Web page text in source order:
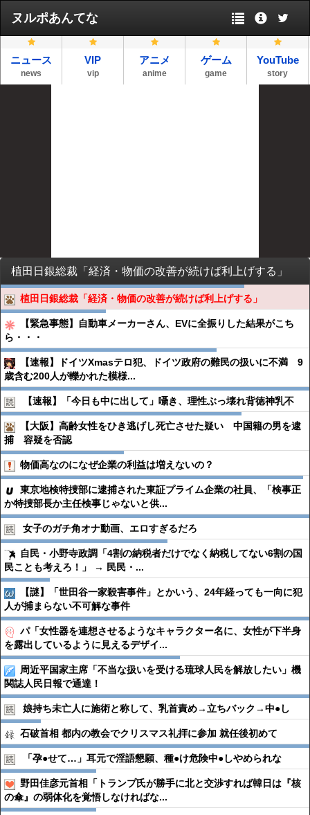
ヌルポあんてな
ニュース
news
VIP
vip
アニメ
anime
ゲーム
game
YouTube
story
植田日銀総裁「経済・物価の改善が続けば利上げする」
植田日銀総裁「経済・物価の改善が続けば利上げする」
【緊急事態】自動車メーカーさん、EVに全振りした結果がこち
ら・・・
【速報】ドイツXmasテロ犯、ドイツ政府の難民の扱いに不満 9
歳含む200人が轢かれた模様...
【速報】「今日も中に出して」囁き、理性ぶっ壊れ背徳神乳不
【大阪】高齢女性をひき逃げし死亡させた疑い 中国籍の男を逮
捕 容疑を否認
物価高なのになぜ企業の利益は増えないの？
東京地検特捜部に逮捕された東証プライム企業の社員、「検事正
か特捜部長か主任検事じゃないと供...
女子のガチ角オナ動画、エロすぎるだろ
自民・小野寺政調「4割の納税者だけでなく納税してない6割の国
民ことも考えろ！」 → 民民・...
【謎】「世田谷一家殺害事件」とかいう、24年経っても一向に犯
人が捕まらない不可解な事件
パ「女性器を連想させるようなキャラクター名に、女性が下半身
を露出しているように見えるデザイ...
周近平国家主席「不当な扱いを受ける琉球人民を解放したい」機
関誌人民日報で通達！
娘持ち未亡人に施術と称して、乳首責め→立ちバック→中●︎し
石破首相 都内の教会でクリスマス礼拝に参加 就任後初めて
「孕●︎せて…」耳元で淫語懇願、種●︎け危険中●︎しやめられな
野田佳彦元首相「トランプ氏が勝手に北と交渉すれば韓日は『核
の傘』の弱体化を覚悟しなければな...